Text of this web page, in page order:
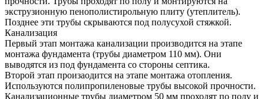
экструзионную пенополистирольную плиту (утеплитель).
Позднее эти трубы скрываются под полусухой стяжкой.
Канализация
Первый этап монтажа канализации производится на этапе
монтажа фундамента (трубы диаметром 110 мм). Они
выводятся из под фундамента со стороны септика.
Второй этап произаодится на этапе монтажа отопления.
Используются полипропиленовые трубы высокой прочности.
Канализационные трубы диаметром 50 мм проходят по полу и